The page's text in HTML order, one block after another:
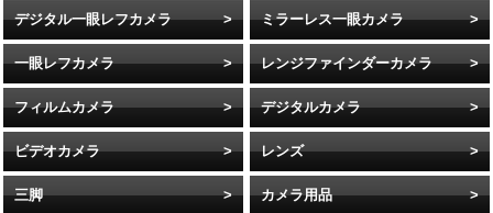
デジタル一眼レフカメラ ミラーレス一眼カメラ
一眼レフカメラ レンジファインダーカメラ
フィルムカメラ デジタルカメラ
ビデオカメラ レンズ
三脚 カメラ用品